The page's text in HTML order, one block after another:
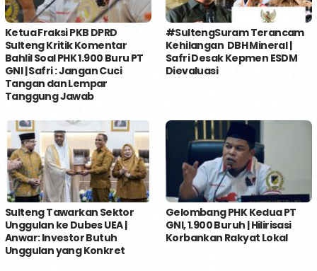
Ketua Fraksi PKB DPRD
Sulteng Kritik Komentar
Bahlil Soal PHK 1.900 Buru PT
GNI | Safri : Jangan Cuci
Tangan dan Lempar
Tanggung Jawab
#SultengSuram Terancam
Kehilangan DBH Mineral |
Safri Desak Kepmen ESDM
Dievaluasi
Sulteng Tawarkan Sektor
Unggulan ke Dubes UEA |
Anwar: Investor Butuh
Unggulan yang Konkret
Gelombang PHK Kedua PT
GNI, 1.900 Buruh | Hilirisasi
Korbankan Rakyat Lokal